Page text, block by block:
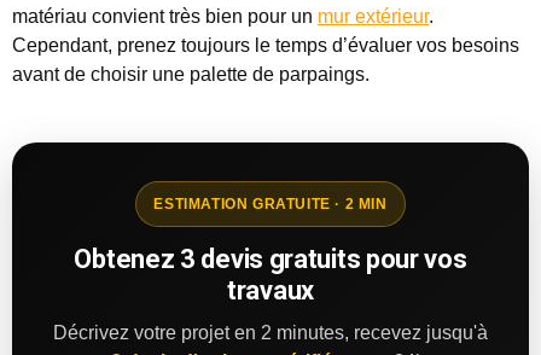
matériau convient très bien pour un mur extérieur.
Cependant, prenez toujours le temps d’évaluer vos besoins
avant de choisir une palette de parpaings.
ESTIMATION GRATUITE · 2 MIN
Obtenez 3 devis gratuits pour vos
travaux
Décrivez votre projet en 2 minutes, recevez jusqu'à